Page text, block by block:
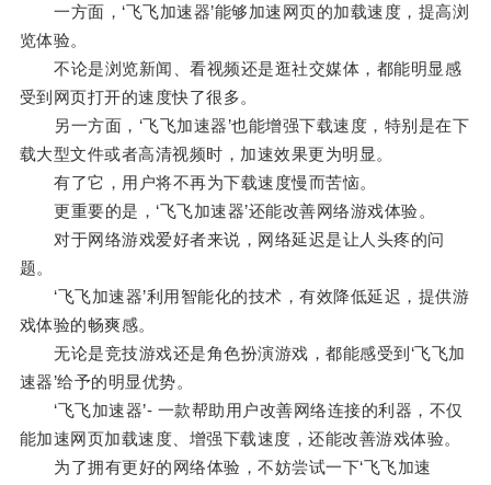
一方面，‘飞飞加速器’能够加速网页的加载速度，提高浏
览体验。
不论是浏览新闻、看视频还是逛社交媒体，都能明显感
受到网页打开的速度快了很多。
另一方面，‘飞飞加速器’也能增强下载速度，特别是在下
载大型文件或者高清视频时，加速效果更为明显。
有了它，用户将不再为下载速度慢而苦恼。
更重要的是，‘飞飞加速器’还能改善网络游戏体验。
对于网络游戏爱好者来说，网络延迟是让人头疼的问
题。
‘飞飞加速器’利用智能化的技术，有效降低延迟，提供游
戏体验的畅爽感。
无论是竞技游戏还是角色扮演游戏，都能感受到‘飞飞加
速器’给予的明显优势。
‘飞飞加速器’- 一款帮助用户改善网络连接的利器，不仅
能加速网页加载速度、增强下载速度，还能改善游戏体验。
为了拥有更好的网络体验，不妨尝试一下‘飞飞加速